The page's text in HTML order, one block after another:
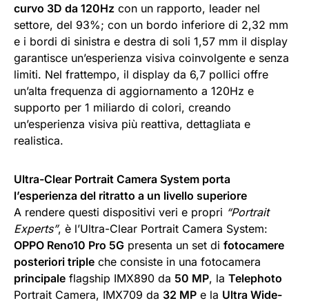
curvo 3D da 120Hz con un rapporto, leader nel
settore, del 93%; con un bordo inferiore di 2,32 mm
e i bordi di sinistra e destra di soli 1,57 mm il display
garantisce un’esperienza visiva coinvolgente e senza
limiti. Nel frattempo, il display da 6,7 pollici offre
un’alta frequenza di aggiornamento a 120Hz e
supporto per 1 miliardo di colori, creando
un’esperienza visiva più reattiva, dettagliata e
realistica.
Ultra-Clear Portrait Camera System porta
l’esperienza del ritratto a un livello superiore
A rendere questi dispositivi veri e propri “Portrait
Experts”, è l’Ultra-Clear Portrait Camera System:
OPPO Reno10 Pro 5G presenta un set di fotocamere
posteriori triple che consiste in una fotocamera
principale flagship IMX890 da 50 MP, la Telephoto
Portrait Camera, IMX709 da 32 MP e la Ultra Wide-